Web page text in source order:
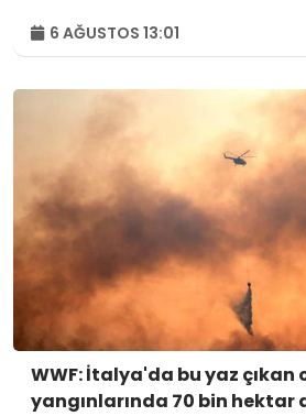
6 AĞUSTOS 13:01
WWF: İtalya'da bu yaz çıkan
yangınlarında 70 bin hektar